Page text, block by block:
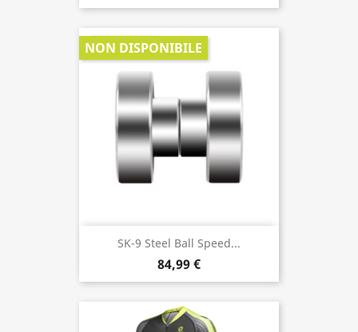
SK-9 Steel Ball Speed...
84,99 €
NON DISPONIBILE